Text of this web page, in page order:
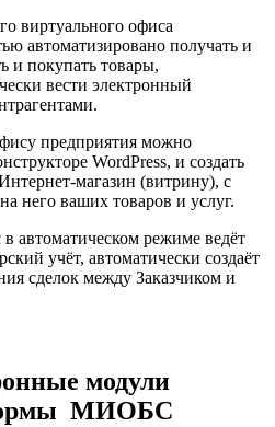
виртуального офиса
автоматизировано получать и
и покупать товары,
вести электронный
предприятия можно
WordPress, и создать
магазин (витрину), с
него ваших товаров и услуг.
автоматическом режиме ведёт
учёт, автоматически создаёт
сделок между Заказчиком и
модули
МИОБС